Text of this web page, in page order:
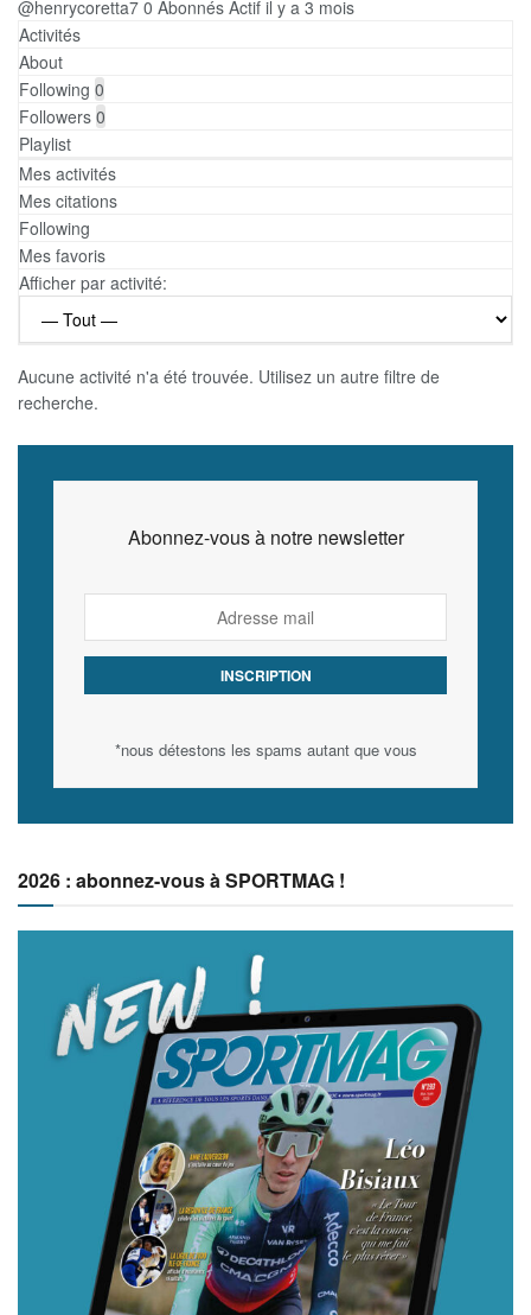
@henrycoretta7 0 Abonnés Actif il y a 3 mois
Activités
About
Following 0
Followers 0
Playlist
Mes activités
Mes citations
Following
Mes favoris
Afficher par activité:
Aucune activité n'a été trouvée. Utilisez un autre filtre de
recherche.
Abonnez-vous à notre newsletter
*nous détestons les spams autant que vous
2026 : abonnez-vous à SPORTMAG !